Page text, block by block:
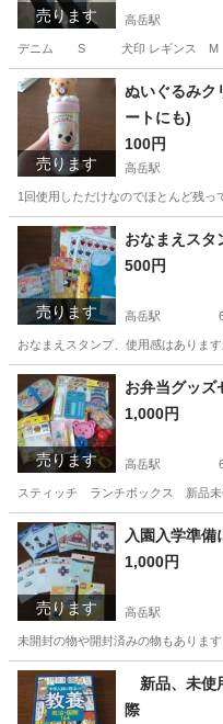
売ります 高岳駅
デニム S 犬印 レギンス M 西松
愛知 名古屋市 高岳駅
売ります
ぬいぐるみク
ートにも)
100円
高岳駅
1回使用しただけなのでほとんど残っ
愛知 名古屋市 高岳駅
売ります
おなまえスタ
500円
高岳駅
おなまえスタンプ、使用感はありま
愛知 名古屋市 高岳駅
売ります
お弁当グッズ
1,000円
高岳駅
スティッチ ランチボックス 新品
愛知 名古屋市 高岳駅
売ります
入園入学準
1,000円
高岳駅
未開封の物や開封済みの物もありま
愛知 名古屋市 高岳駅
新品、未使
際